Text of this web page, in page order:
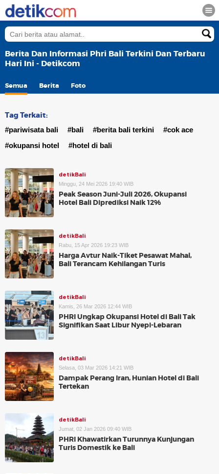
Berita Dan Informasi Phri Bali Terkini Dan Terbaru
Hari Ini - Detikcom
Semua Berita Foto
Tag Terkait:
#pariwisata bali #bali #berita bali terkini
#cok ace
#okupansi hotel
#hotel di bali
detikBali
Minggu, 24 Mei 2026 19:40 WIB
Peak Season Juni-Juli 2026, Okupansi
Hotel Bali Diprediksi Naik 12%
detikBali
Rabu, 15 Apr 2026 19:23 WIB
Harga Avtur Naik-Tiket Pesawat Mahal,
Bali Terancam Kehilangan Turis
detikBali
Kamis, 26 Mar 2026 12:44 WIB
PHRI Ungkap Okupansi Hotel di Bali Tak
Signifikan Saat Libur Nyepi-Lebaran
detikBali
Selasa, 03 Mar 2026 14:21 WIB
Dampak Perang Iran, Hunian Hotel di Bali
Tertekan
detikBali
Jumat, 02 Jan 2026 09:40 WIB
PHRI Khawatirkan Turunnya Kunjungan
Turis Domestik ke Bali